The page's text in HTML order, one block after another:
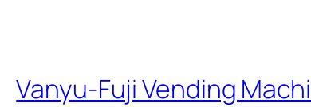
Vanyu-Fuji Vending